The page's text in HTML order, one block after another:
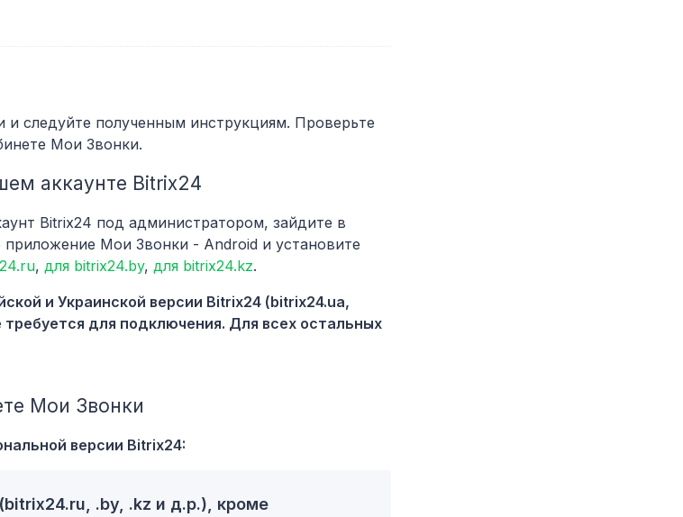
следуйте полученным инструкциям. Проверьте
Мои Звонки.
аккаунте Bitrix24
Bitrix24 под администратором, зайдите в
Мои Звонки - Android и установите
, для bitrix24.by, для bitrix24.kz.
и Украинской версии Bitrix24 (bitrix24.ua,
для подключения. Для всех остальных
Мои Звонки
версии Bitrix24:
.by, .kz и д.р.), кроме